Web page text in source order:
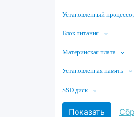
Установленный
Блок питания
Материнская плата
Установленная память
SSD диск